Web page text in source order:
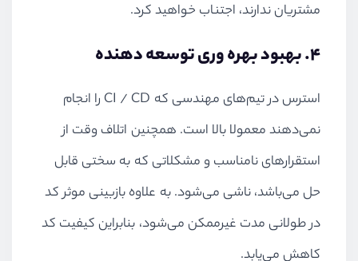
مشتریان ندارند، اجتناب خواهید کرد.
4. بهبود بهره وری توسعه دهنده
استرس در تیم‌های مهندسی که CI / CDرا انجام
نمی‌دهند معمولا بالا است. همچنین اتلاف وقت از
استقرارهای نامناسب و مشکلاتی که به سختی قابل
حل می‌باشد، ناشی می‌شود. به علاوه بازبینی موثر کد
در طولانی مدت غیرممکن می‌شود، بنابراین کیفیت کد
کاهش می‌یابد.